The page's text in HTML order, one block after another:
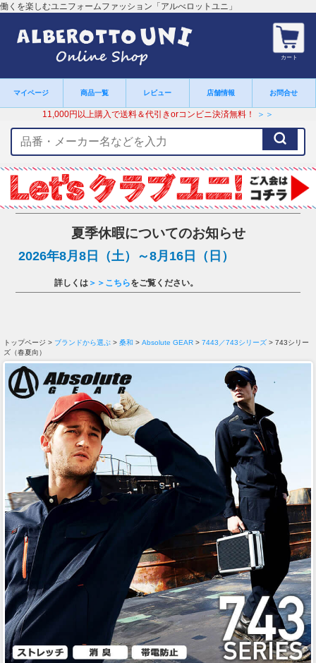
働くを楽しむユニフォームファッション「アルべロットユニ」
カート
マイページ 商品一覧 レビュー 店舗情報 お問合せ
11,000円以上購入で送料＆代引きorコンビニ決済無料！ ＞＞
ー
ワ
ー
ド
夏季休暇についてのお知らせ
2026年8月8日（土）～8月16日（日）
詳しくは ＞＞こちらをご覧ください。
トップページ > ブランドから選ぶ > 桑和 > Absolute GEAR > 7443／743シリーズ > 743シリー
ズ（春夏向）